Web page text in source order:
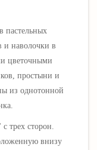
пастельных
и наволочки в
цветочными
простыни и
из однотонной
.
трех сторон.
внизу